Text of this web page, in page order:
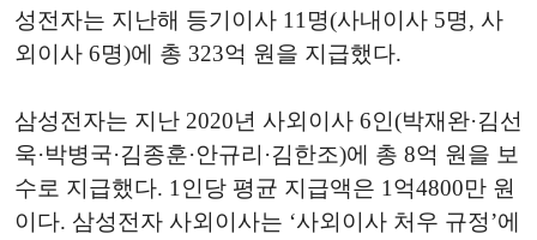
성전자는 지난해 등기이사 11명(사내이사 5명, 사
외이사 6명)에 총 323억 원을 지급했다.
삼성전자는 지난 2020년 사외이사 6인(박재완·김선
욱·박병국·김종훈·안규리·김한조)에 총 8억 원을 보
수로 지급했다. 1인당 평균 지급액은 1억4800만 원
이다. 삼성전자 사외이사는 ‘사외이사 처우 규정’에